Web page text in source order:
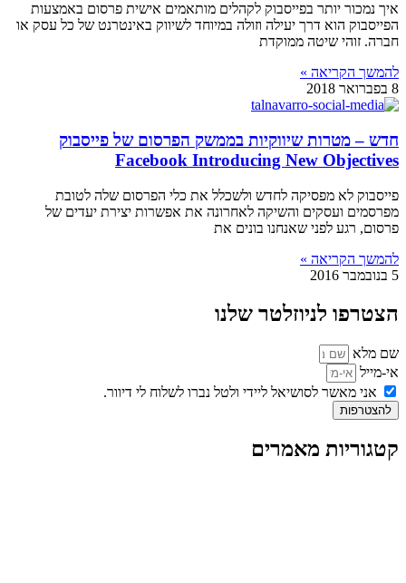
איך נמכור יותר בפייסבוק לקהלים מותאמים אישית פרסום באמצעות
הפייסבוק הוא דרך יעילה וזולה במיוחד לשיווק באינטרנט של כל עסק או
חברה. זוהי שיטה ממוקדת
להמשך הקריאה »
8 בפברואר 2018
חדש – מטרות שיווקיות בממשק הפרסום של פייסבוק
Facebook Introducing New Objectives
פייסבוק לא מפסיקה לחדש ולשכלל את כלי הפרסום שלה לטובת
מפרסמים ועסקים והשיקה לאחרונה את אפשרות יצירת יעדים של
פרסום, רגע לפני שאנחנו בונים את
להמשך הקריאה »
5 בנובמבר 2016
הצטרפו לניוזלטר שלנו
שם מלא
אי-מייל
אני מאשר לסושיאל ליידי ולטל נברו לשלוח לי דיוור.
להצטרפות
קטגוריות מאמרים